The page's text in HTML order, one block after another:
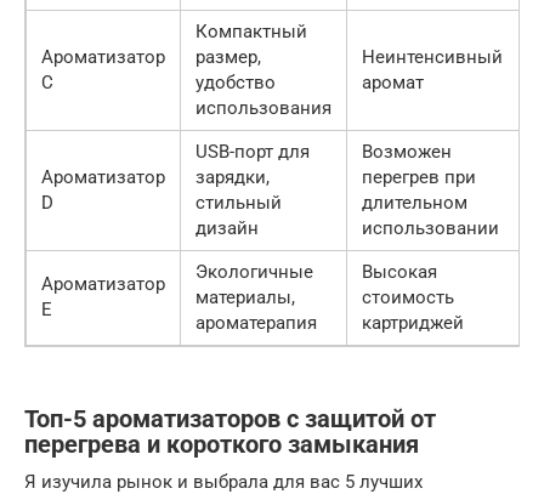
Ароматизатор
C
Компактный
размер,
удобство
использования
Неинтенсивный
аромат
Ароматизатор
D
USB-порт для
зарядки,
стильный
дизайн
Возможен
перегрев при
длительном
использовании
Ароматизатор
E
Экологичные
материалы,
ароматерапия
Высокая
стоимость
картриджей
Топ-5 ароматизаторов с защитой от
перегрева и короткого замыкания
Я изучила рынок и выбрала для вас 5 лучших